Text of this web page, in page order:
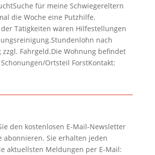
für meine Schwiegereltern
die Woche eine Putzhilfe.
Tätigkeiten wären Hilfestellungen
nach
Fahrgeld.Die Wohnung befindet
Ortsteil ForstKontakt:
den kostenlosen E-Mail-Newsletter
abonnieren. Sie erhalten jeden
aktuellsten Meldungen per E-Mail: